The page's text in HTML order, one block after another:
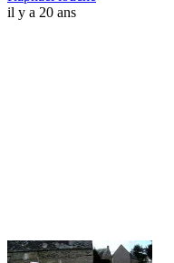
il y a 20 ans